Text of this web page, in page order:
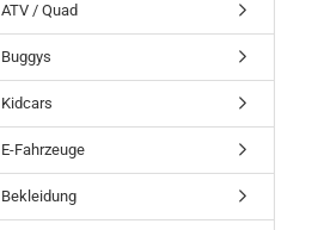
ATV / Quad
Buggys
Kidcars
E-Fahrzeuge
Bekleidung